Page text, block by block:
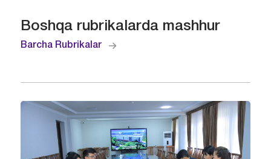
Boshqa rubrikalarda mashhur
Barcha Rubrikalar